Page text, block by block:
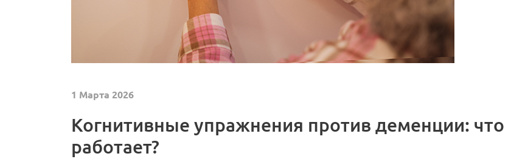
1 Марта 2026
Когнитивные упражнения против деменции: что
работает?